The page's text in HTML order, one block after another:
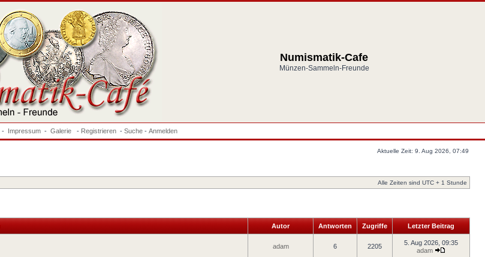
Numismatik-Cafe
Münzen-Sammeln-Freunde
- Impressum - Galerie - Registrieren - Suche - Anmelden
Aktuelle Zeit: 9. Aug 2026, 07:49
Alle Zeiten sind UTC + 1 Stunde
Autor Antworten Zugriffe Letzter Beitrag
adam 6 2205
5. Aug 2026, 09:35
adam